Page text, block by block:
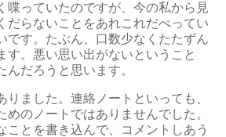
喋っていたのですが、今の私から見
だらないことをあれこれだべってい
です。たぶん、口数少なくたたずん
す。悪い思い出がないということ
だろうと思います。
りました。連絡ノートといっても、
めのノートではありませんでした。
ことを書き込んで、コメントしあう